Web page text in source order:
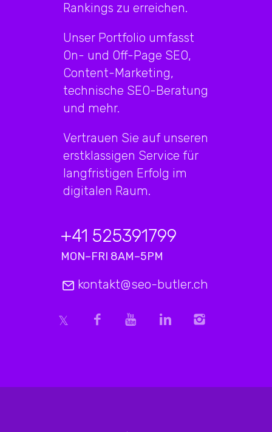
Rankings zu erreichen.
Unser Portfolio umfasst
On- und Off-Page SEO,
Content-Marketing,
technische SEO-Beratung
und mehr.
Vertrauen Sie auf unseren
erstklassigen Service für
langfristigen Erfolg im
digitalen Raum.
+41 525391799
MON–FRI 8AM–5PM
kontakt@seo-butler.ch